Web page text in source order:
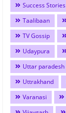
Success Stories
Taalibaan
TV Gossip
Udaypura
Uttar paradesh
Uttrakhand
Varanasi